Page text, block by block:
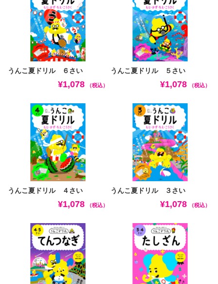
うんこ夏ドリル ６さい
¥1,078 （税込）
うんこ夏ドリル ５さい
¥1,078 （税込）
うんこ夏ドリル ４さい
¥1,078 （税込）
うんこ夏ドリル ３さい
¥1,078 （税込）